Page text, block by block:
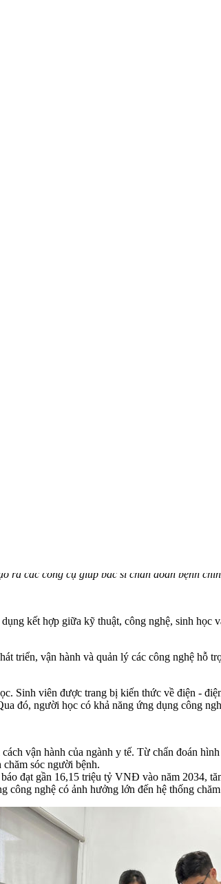
tạo tiếng Anh
đường dài?
nghiệm, phần mềm bệnh án
giữa kỹ thuật, công nghệ và
vận hành, quản lý và tối ưu
ra các công cụ giúp bác sĩ chẩn đoán bệnh
kết hợp giữa kỹ thuật, công nghệ, sinh học
triển, vận hành và quản lý các công nghệ hỗ
Sinh viên được trang bị kiến thức về điện -
đó, người học có khả năng ứng dụng công
vận hành của ngành y tế. Từ chẩn đoán
sóc người bệnh.
đạt gần 16,15 triệu tỷ VNĐ vào năm
nghệ có ảnh hưởng lớn đến hệ thống